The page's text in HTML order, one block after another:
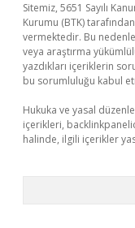
Sitemiz, 5651 Sayılı
Kurumu (BTK)
vermektedir. Bu
veya araştırma
yazdıkları içeriklerin
bu sorumluluğu kabul
Hukuka ve yasal
içerikleri,
halinde, ilgili içerikler